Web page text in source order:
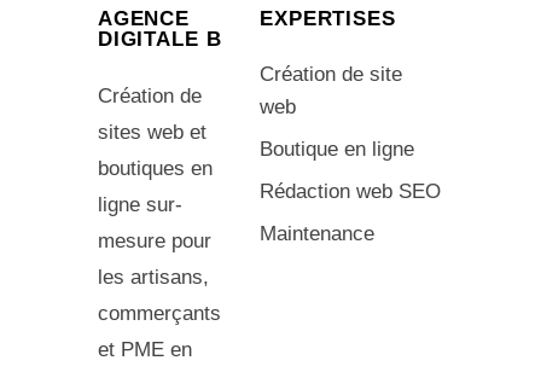
AGENCE
DIGITALE B
Création de
sites web et
boutiques en
ligne sur-
mesure pour
les artisans,
commerçants
et PME en
EXPERTISES
Création de site
web
Boutique en ligne
Rédaction web SEO
Maintenance